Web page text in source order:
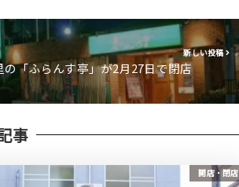
新しい投稿
の「ふらんす亭」が2月27日で閉店
事
開店・閉店